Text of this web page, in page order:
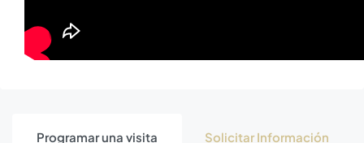
Programar una visita Solicitar Información